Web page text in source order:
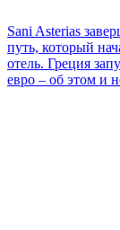
Sani Asterias
путь, который
отель. Греция
евро – об этом и